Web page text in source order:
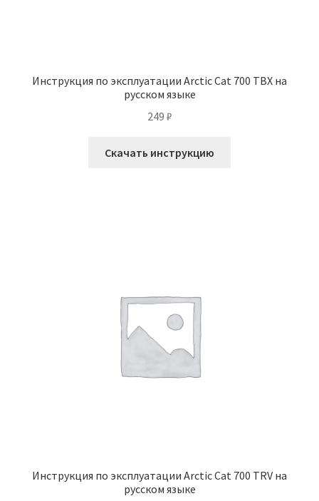
Инструкция по эксплуатации Arctic Cat 700 TBX на
русском языке
249 ₽
Скачать инструкцию
Инструкция по эксплуатации Arctic Cat 700 TRV на
русском языке